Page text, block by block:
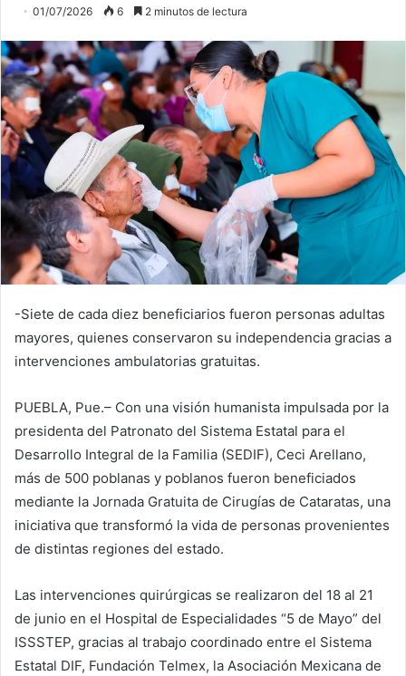
01/07/2026 6 2 minutos de lectura
-Siete de cada diez beneficiarios fueron personas adultas
mayores, quienes conservaron su independencia gracias a
intervenciones ambulatorias gratuitas.
PUEBLA, Pue.– Con una visión humanista impulsada por la
presidenta del Patronato del Sistema Estatal para el
Desarrollo Integral de la Familia (SEDIF), Ceci Arellano,
más de 500 poblanas y poblanos fueron beneficiados
mediante la Jornada Gratuita de Cirugías de Cataratas, una
iniciativa que transformó la vida de personas provenientes
de distintas regiones del estado.
Las intervenciones quirúrgicas se realizaron del 18 al 21
de junio en el Hospital de Especialidades “5 de Mayo” del
ISSSTEP, gracias al trabajo coordinado entre el Sistema
Estatal DIF, Fundación Telmex, la Asociación Mexicana de